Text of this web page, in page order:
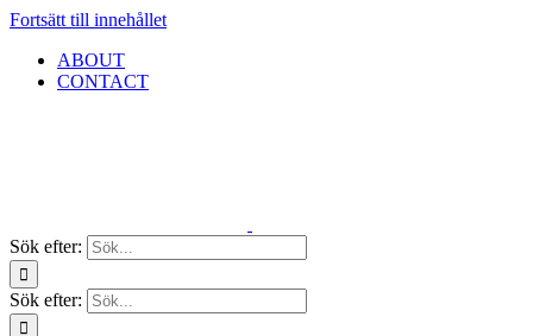
Fortsätt till innehållet
ABOUT
CONTACT
Sök efter:
Sök efter: